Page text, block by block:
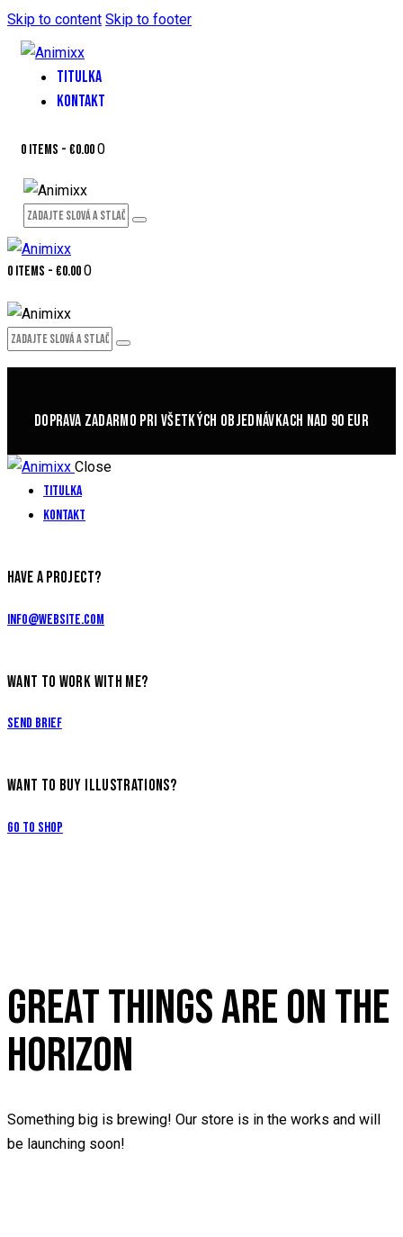
Skip to content Skip to footer
TITULKA
KONTAKT
0 items - €0.000
0 items - €0.000
DOPRAVA ZADARMO PRI VŠETKÝCH OBJEDNÁVKACH NAD 90 EUR
Close
Titulka
Kontakt
HAVE A PROJECT?
info@website.com
WANT TO WORK WITH ME?
Send Brief
WANT TO BUY ILLUSTRATIONS?
Go to Shop
GREAT THINGS ARE ON THE
HORIZON
Something big is brewing! Our store is in the works and will
be launching soon!